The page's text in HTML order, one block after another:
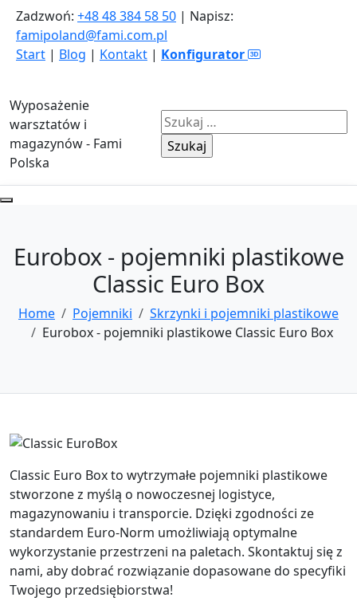
Zadzwoń: +48 48 384 58 50 | Napisz:
famipoland@fami.com.pl
Start | Blog | Kontakt | Konfigurator
Wyposażenie
warsztatów i
magazynów - Fami
Polska
Szukaj:
Eurobox - pojemniki plastikowe
Classic Euro Box
Home Pojemniki
Skrzynki i pojemniki plastikowe
Eurobox - pojemniki plastikowe Classic Euro Box
Classic Euro Box to wytrzymałe pojemniki plastikowe
stworzone z myślą o nowoczesnej logistyce,
magazynowaniu i transporcie. Dzięki zgodności ze
standardem Euro-Norm umożliwiają optymalne
wykorzystanie przestrzeni na paletach. Skontaktuj się z
nami, aby dobrać rozwiązanie dopasowane do specyfiki
Twojego przedsiębiorstwa!